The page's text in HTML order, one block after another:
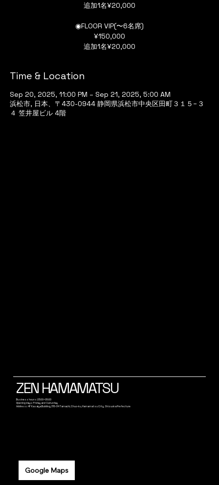
追加1名¥20,000
◉FLOOR VIP(〜6名席)
¥150,000
追加1名¥20,000
Time & Location
Sep 20, 2025, 11:00 PM – Sep 21, 2025, 5:00 AM
浜松市, 日本、〒430-0944 静岡県浜松市中央区田町３１５−３
４ 笠井屋ビル 4階
Google Maps
ZEN HAMAMATSU
Business hours: 23:00~05:00
Opening days: Friday and Saturday
Address: 4F Kasaiya Building, 315-34 Tamachi, Chuo-ku, Hamamatsu City, Shizuoka Prefecture